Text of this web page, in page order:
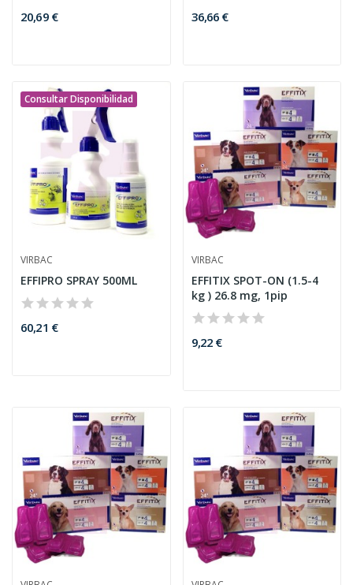
20,69 € 36,66 €
Consultar Disponibilidad
VIRBAC
EFFIPRO SPRAY 500ML
60,21 €
VIRBAC
EFFITIX SPOT-ON (1.5-4
kg ) 26.8 mg, 1pip
9,22 €